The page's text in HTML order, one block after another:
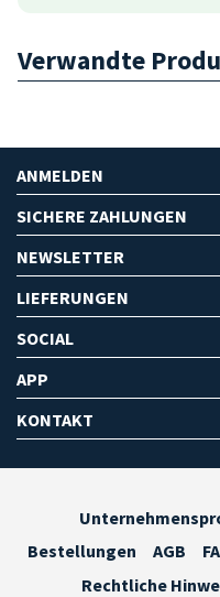
Verwandte
ANMELDEN
SICHERE ZAHLUNGEN
NEWSLETTER
LIEFERUNGEN
SOCIAL
APP
KONTAKT
Bestellungen
AGB
Rechtliche